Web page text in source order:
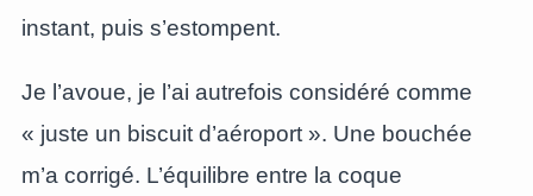
instant, puis s’estompent.
Je l’avoue, je l’ai autrefois considéré comme
« juste un biscuit d’aéroport ». Une bouchée
m’a corrigé. L’équilibre entre la coque